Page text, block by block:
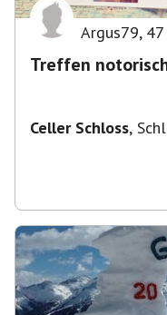
Argus79, 47
Treffen
Celler Schloss,